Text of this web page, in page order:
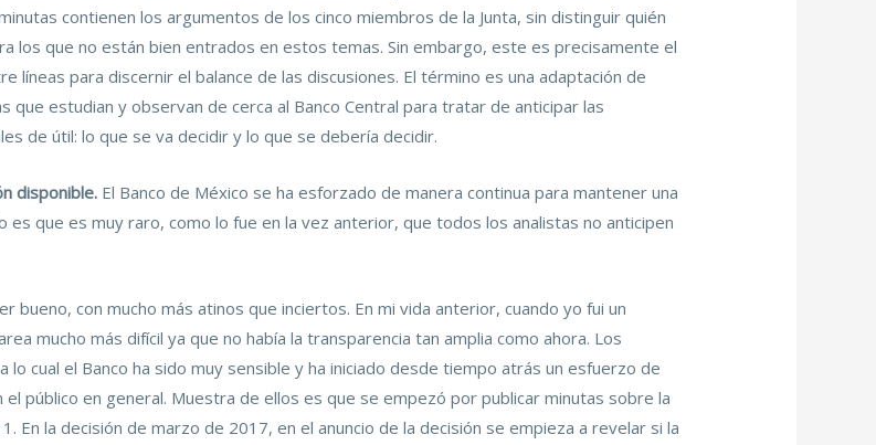
contienen los argumentos de los cinco miembros de la Junta, sin distinguir quién
los que no están bien entrados en estos temas. Sin embargo, este es precisamente el
líneas para discernir el balance de las discusiones. El término es una adaptación de
que estudian y observan de cerca al Banco Central para tratar de anticipar las
de útil: lo que se va decidir y lo que se debería decidir.
disponible. El Banco de México se ha esforzado de manera continua para mantener una
es que es muy raro, como lo fue en la vez anterior, que todos los analistas no anticipen
bueno, con mucho más atinos que inciertos. En mi vida anterior, cuando yo fui un
mucho más difícil ya que no había la transparencia tan amplia como ahora. Los
lo cual el Banco ha sido muy sensible y ha iniciado desde tiempo atrás un esfuerzo de
público en general. Muestra de ellos es que se empezó por publicar minutas sobre la
En la decisión de marzo de 2017, en el anuncio de la decisión se empieza a revelar si la